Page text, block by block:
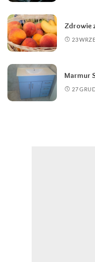
Zdrowie
23
Marmur
27